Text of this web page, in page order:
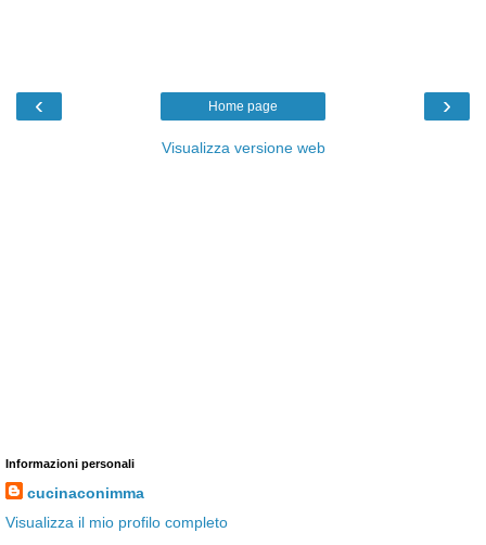
‹ ›
Home page
Visualizza versione web
Informazioni personali
cucinaconimma
Visualizza il mio profilo completo